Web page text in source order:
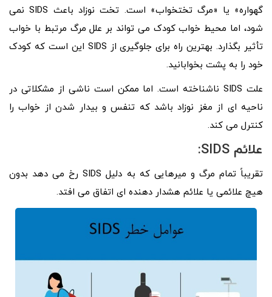
گهواره» یا «مرگ تختخواب» است. تخت نوزاد باعث SIDS نمی
شود، اما محیط خواب کودک می تواند بر علل مرگ مرتبط با خواب
تأثیر بگذارد. بهترین راه برای جلوگیری از SIDS این است که کودک
خود را به پشت بخوابانید.
علت SIDS ناشناخته است. اما ممکن است ناشی از مشکلاتی در
ناحیه ای از مغز نوزاد باشد که تنفس و بیدار شدن از خواب را
کنترل می کند.
علائم SIDS:
تقریباً تمام مرگ و میرهایی که به دلیل SIDS رخ می دهد بدون
هیچ علائمی یا علائم هشدار دهنده ای اتفاق می افتد.